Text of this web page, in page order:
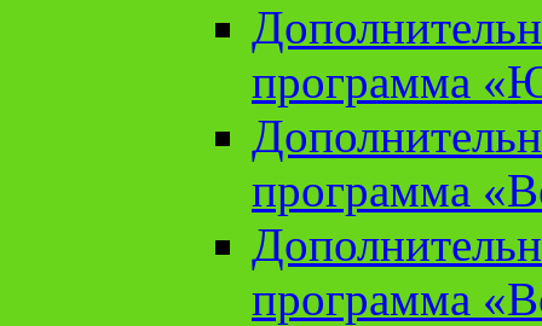
программа
программа
программа